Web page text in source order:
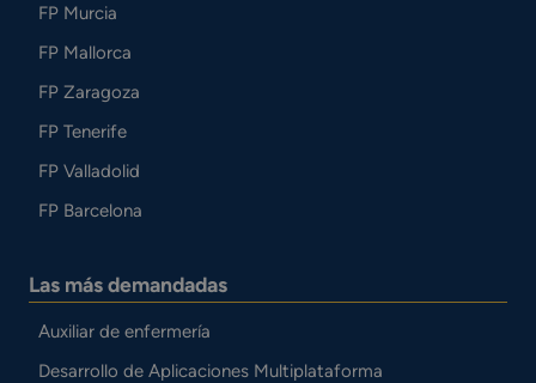
FP Murcia
FP Mallorca
FP Zaragoza
FP Tenerife
FP Valladolid
FP Barcelona
Las más demandadas
Auxiliar de enfermería
Desarrollo de Aplicaciones Multiplataforma